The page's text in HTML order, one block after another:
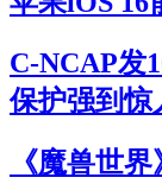
C-NCAP发
保护强到惊
《魔兽世